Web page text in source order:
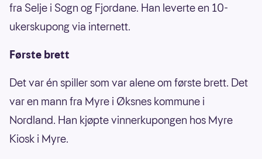
fra Selje i Sogn og Fjordane. Han leverte en 10-
ukerskupong via internett.
Første brett
Det var én spiller som var alene om første brett. Det
var en mann fra Myre i Øksnes kommune i
Nordland. Han kjøpte vinnerkupongen hos Myre
Kiosk i Myre.